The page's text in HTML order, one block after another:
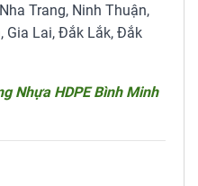
Trang, Ninh Thuận,
Gia Lai, Đắk Lắk, Đắk
Nhựa HDPE Bình Minh